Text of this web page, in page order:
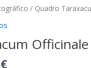
/ Quadro
Officinale
€